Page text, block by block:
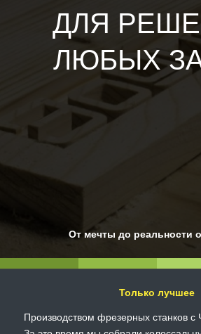
ДЛЯ
ЛЮБЫХ
От мечты до реальности
Только лучшее
Производством фрезерных станков с